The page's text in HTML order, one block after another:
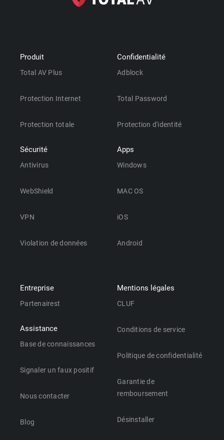
Produit
Total AV Plus
Protection Internet
Protection totale
Sécurité
Antivirus
WebShield
VPN
Violation de données
Confidentialité
Adblock
Total Password
Protection d'identité
Apps
Windows
MAC OS
iOS
Android
Entreprise
Partenairest
Assistance
Base de connaissances
Signaler un faux positif
Nous contacter
Blog
Mentions légales
CLUF
Conditions de service
Politique de confidentialité
Garantie de
remboursement
Désinstaller